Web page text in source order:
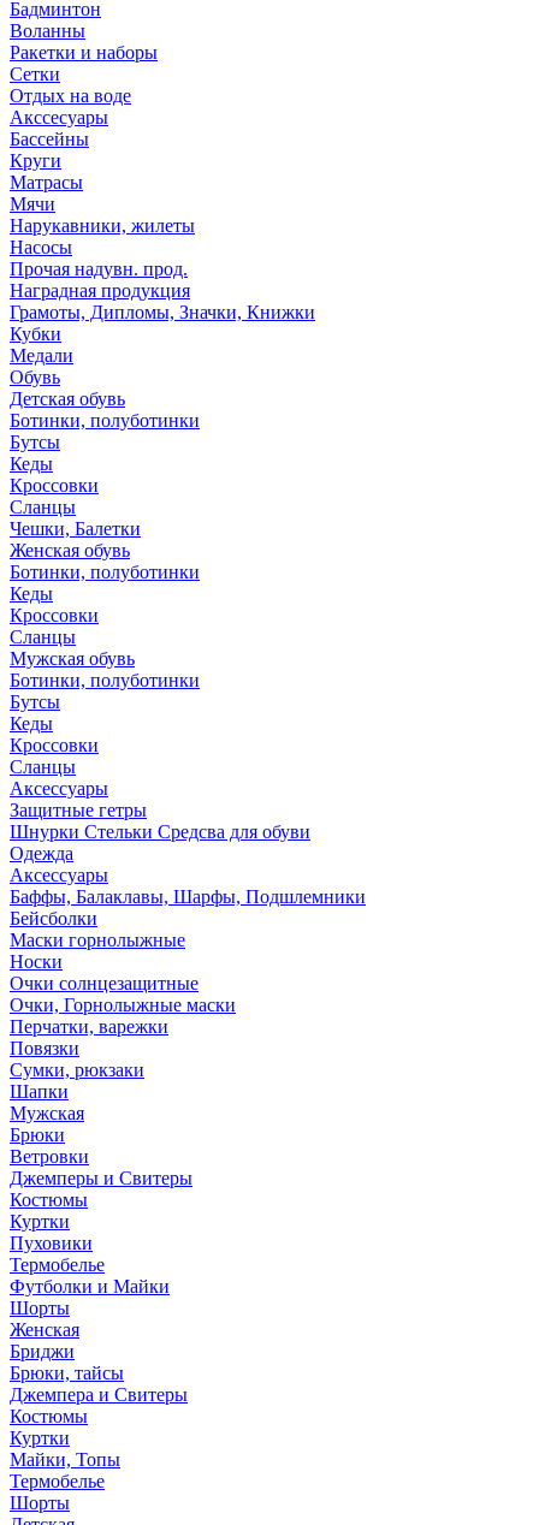
Бадминтон
Воланны
Ракетки и наборы
Сетки
Отдых на воде
Акссесуары
Бассейны
Круги
Матрасы
Мячи
Нарукавники, жилеты
Насосы
Прочая надувн. прод.
Наградная продукция
Грамоты, Дипломы, Значки, Книжки
Кубки
Медали
Обувь
Детская обувь
Ботинки, полуботинки
Бутсы
Кеды
Кроссовки
Сланцы
Чешки, Балетки
Женская обувь
Ботинки, полуботинки
Кеды
Кроссовки
Сланцы
Мужская обувь
Ботинки, полуботинки
Бутсы
Кеды
Кроссовки
Сланцы
Аксессуары
Защитные гетры
Шнурки Стельки Средсва для обуви
Одежда
Аксессуары
Баффы, Балаклавы, Шарфы, Подшлемники
Бейсболки
Маски горнолыжные
Носки
Очки солнцезащитные
Очки, Горнолыжные маски
Перчатки, варежки
Повязки
Сумки, рюкзаки
Шапки
Мужская
Брюки
Ветровки
Джемперы и Свитеры
Костюмы
Куртки
Пуховики
Термобелье
Футболки и Майки
Шорты
Женская
Бриджи
Брюки, тайсы
Джемпера и Свитеры
Костюмы
Куртки
Майки, Топы
Термобелье
Шорты